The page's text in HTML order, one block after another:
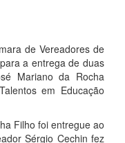
de Vereadores de
a entrega de duas
Mariano da Rocha
em Educação
Filho foi entregue ao
Sérgio Cechin fez